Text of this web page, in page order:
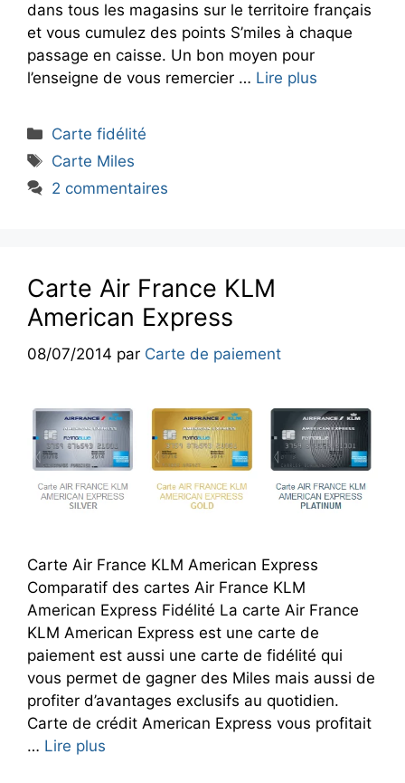
dans tous les magasins sur le territoire français
et vous cumulez des points S’miles à chaque
passage en caisse. Un bon moyen pour
l’enseigne de vous remercier … Lire plus
Catégories
Carte fidélité
Étiquettes
Carte Miles
2 commentaires
Carte Air France KLM
American Express
08/07/2014 par Carte de paiement
Carte Air France KLM American Express
Comparatif des cartes Air France KLM
American Express Fidélité La carte Air France
KLM American Express est une carte de
paiement est aussi une carte de fidélité qui
vous permet de gagner des Miles mais aussi de
profiter d’avantages exclusifs au quotidien.
Carte de crédit American Express vous profitait
… Lire plus